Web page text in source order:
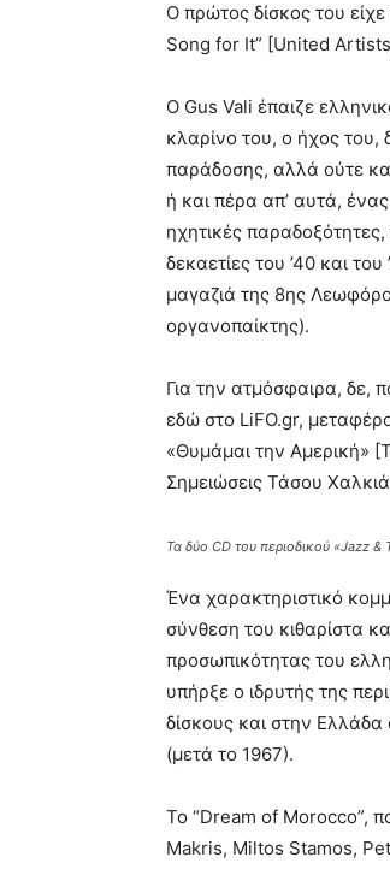
Ο πρώτος δίσκος του
Song for It” [United
Ο Gus Vali έπαιζε
κλαρίνο του, ο ήχος
παράδοσης, αλλά ούτε
ή και πέρα απ’ αυτά,
ηχητικές
δεκαετίες του ’40 και
μαγαζιά της 8ης
οργανοπαίκτης).
Για την ατμόσφαιρα, δε,
εδώ στο LiFO.gr,
«Θυμάμαι την Αμερική»
Σημειώσεις Τάσου
Τα δύο CD του περιοδικού «Jazz
Ένα χαρακτηριστικό
σύνθεση του κιθαρίστα
προσωπικότητας του
υπήρξε ο ιδρυτής της
δίσκους και στην Ελλάδα
(μετά το 1967).
Το “Dream of Morocco”,
Makris, Miltos Stamos,